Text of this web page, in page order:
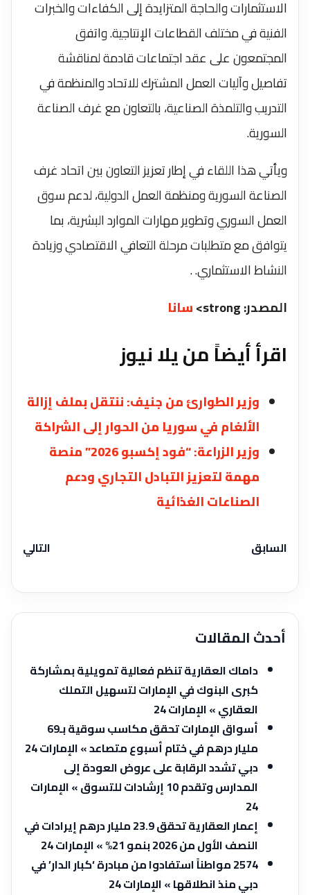
‏الاستثمارات والحاجة المتزايدة إلى الكفاءات والخبرات
الفنية ‏في مختلف القطاعات الإنتاجية‎. واتفق
المجتمعون على عقد اجتماعات قادمة لمناقشة
تفاصيل ‏وآليات العمل المشترك للاتحاد والمنظمة في
التدريب والتلمذة ‏الصناعية، بالتعاون مع غرف الصناعة
السورية.
‎ويأتي هذا اللقاء في إطار تعزيز التعاون بين اتحاد غرف
‏الصناعة السورية ومنظمة العمل الدولية، لدعم سوق
العمل ‏السوري وتطوير مهارات الموارد البشرية، بما
يتوافق مع ‏متطلبات مرحلة التعافي الاقتصادي وزيادة
النشاط ‏الاستثماري. ‎.
المصدر: strong>
سانا
اقرأ أيضاً من يلا نيوز
وزير الطوارئ من جنيف: ننتقل بملف إزالة
الألغام في سوريا من الحوار إلى الشراكة
وزير الزراعة: “فود إكسبو 2026” منصة
مهمة لتعزيز التبادل التجاري ‏ودعم
الصناعات الغذائية
السابق التالي
أحدث المقالات
داماك العقارية تنظم فعالية تمويلية بمشاركة
كبرى البنوك في الإمارات لتسهيل التملك
العقاري » الإمارات 24
أسواق الإمارات تحقق مكاسب سوقية بـ69
مليار درهم في ختام أسبوع متصاعد » الإمارات 24
دبي تشدد الرقابة على عروض العودة إلى
المدارس وتقدم 10 إرشادات للتسوق » الإمارات
24
إعمار العقارية تحقق 23.9 مليار درهم إيرادات في
النصف الأول من 2026 بنمو 21% » الإمارات 24
2574 مواطناً استفادوا من مبادرة ‘كبار الدار’ في
دبي منذ انطلاقها » الإمارات 24